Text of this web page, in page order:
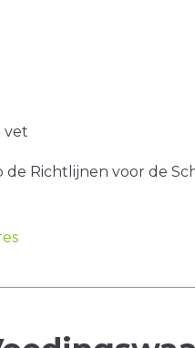
vet
Richtlijnen voor de